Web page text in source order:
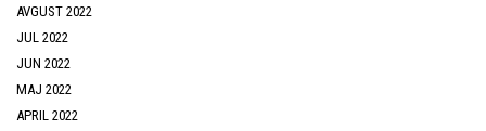
AVGUST 2022
JUL 2022
JUN 2022
MAJ 2022
APRIL 2022